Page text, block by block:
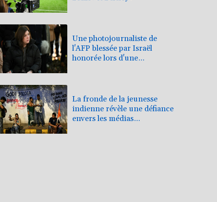
Une photojournaliste de
l'AFP blessée par Israël
honorée lors d'une
La fronde de la jeunesse
indienne révèle une défiance
envers les médias